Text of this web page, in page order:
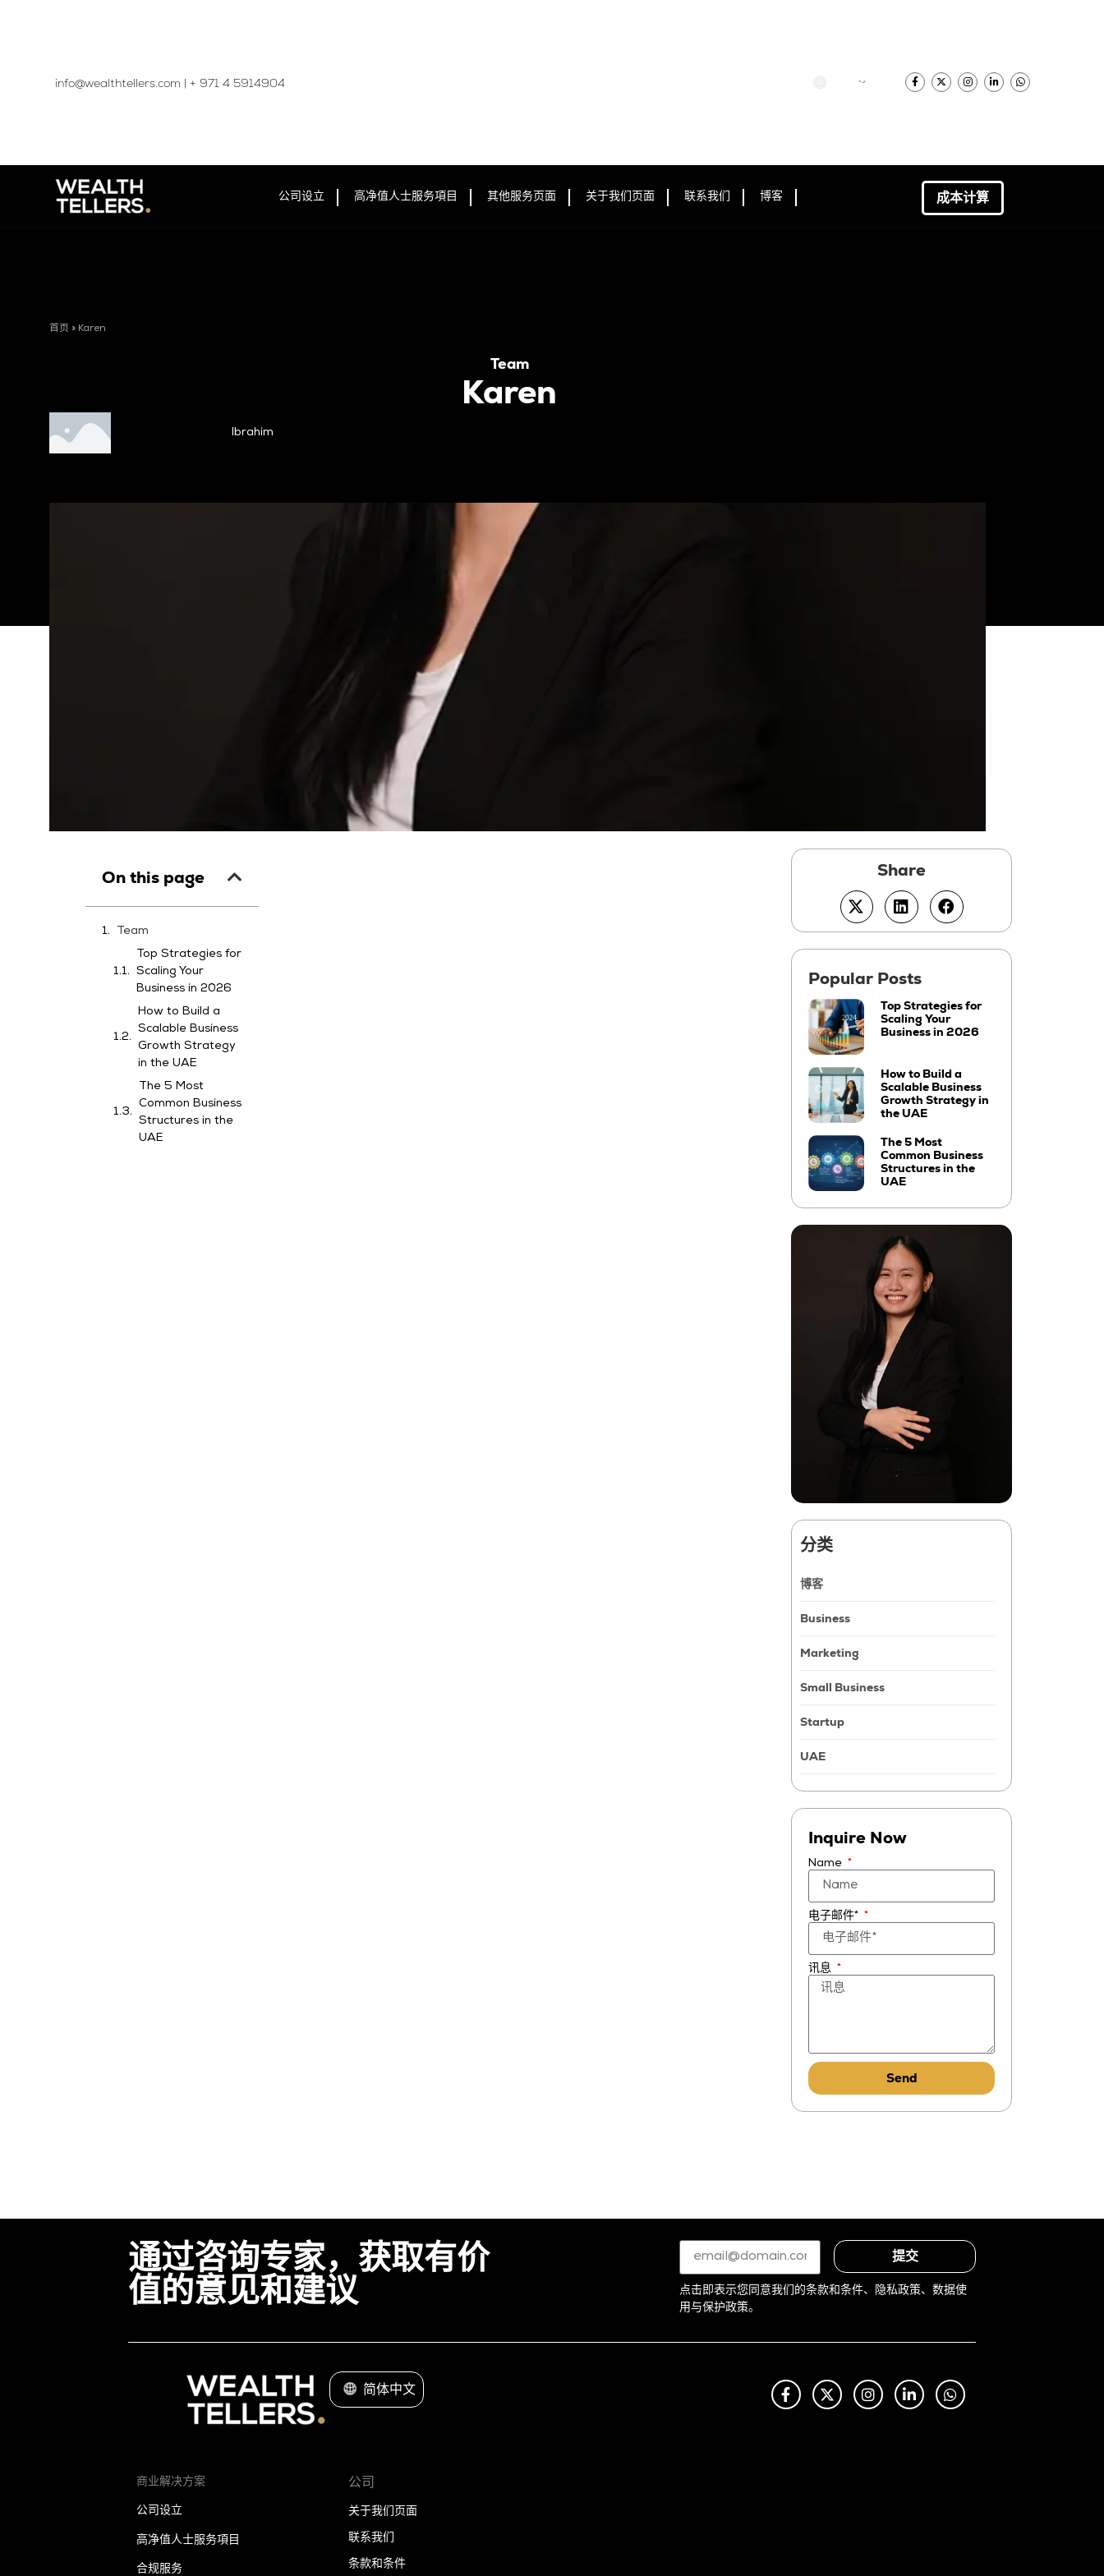
info@wealthtellers.com | + 971 4 5914904​ 简体中文
公司设立 高净值人士服务項目 其他服务页面 关于我们页面 联系我们 博客 成本计算
首页 » Karen
Team
Karen
Ibrahim
On this page
Team
Top Strategies for
Scaling Your
Business in 2026
How to Build a
Scalable Business
Growth Strategy
in the UAE
The 5 Most
Common Business
Structures in the
UAE
Top Strategies for
Scaling Your
Business in 2026
How to Build a
Scalable Business
Growth Strategy in
the UAE
The 5 Most
Common Business
Structures in the
UAE
分类
博客
Business
Marketing
Small Business
Startup
UAE
Inquire Now
Name
电子邮件*
讯息
Send
通过咨询专家，获取有价
值的意见和建议
电
*
(Required)
提交
点击即表示您同意我们的条款和条件、隐私政策、数据使
用与保护政策。
简体中文
商业解决方案
公司设立
高净值人士服务項目
合规服务
公司
关于我们页面
联系我们
条款和条件